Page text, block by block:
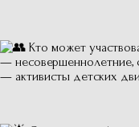
Кто может
— несовершеннолетние,
— активисты детских